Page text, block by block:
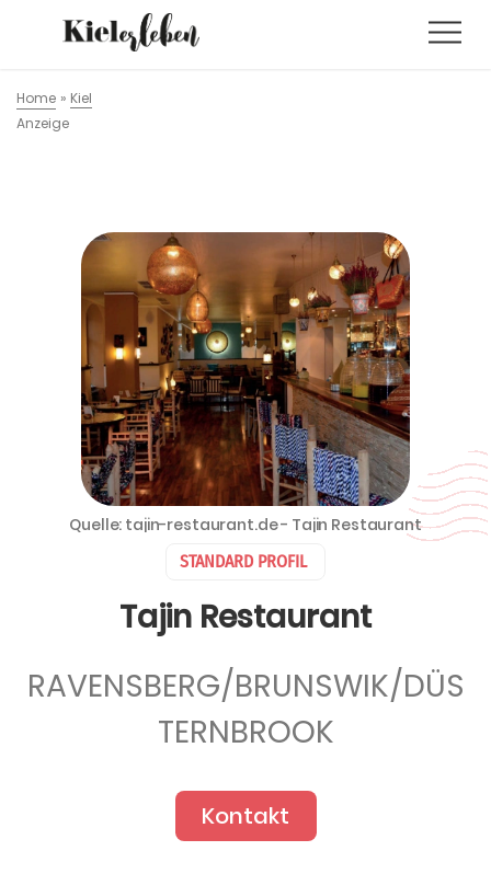
Home » Kiel
Anzeige
STANDARD PROFIL
Tajin Restaurant
RAVENSBERG/BRUNSWIK/DÜS
TERNBROOK
Kontakt
Quelle: tajin-restaurant.de - Tajin Restaurant